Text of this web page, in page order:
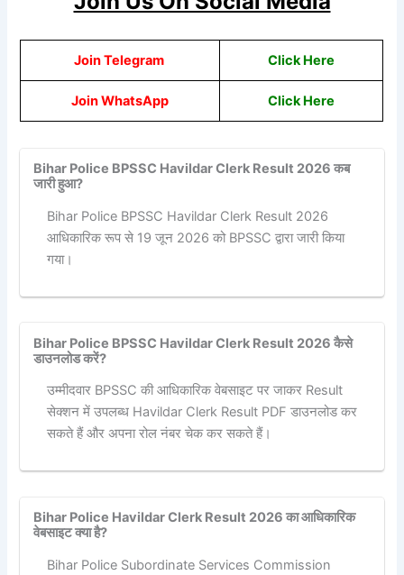
Join Telegram Click Here
Join WhatsApp Click Here
Bihar Police BPSSC Havildar Clerk Result 2026 कब
जारी हुआ?
Bihar Police BPSSC Havildar Clerk Result 2026
आधिकारिक रूप से 19 जून 2026 को BPSSC द्वारा जारी किया
गया।
Bihar Police BPSSC Havildar Clerk Result 2026 कैसे
डाउनलोड करें?
उम्मीदवार BPSSC की आधिकारिक वेबसाइट पर जाकर Result
सेक्शन में उपलब्ध Havildar Clerk Result PDF डाउनलोड कर
सकते हैं और अपना रोल नंबर चेक कर सकते हैं।
Bihar Police Havildar Clerk Result 2026 का आधिकारिक
वेबसाइट क्या है?
Bihar Police Subordinate Services Commission